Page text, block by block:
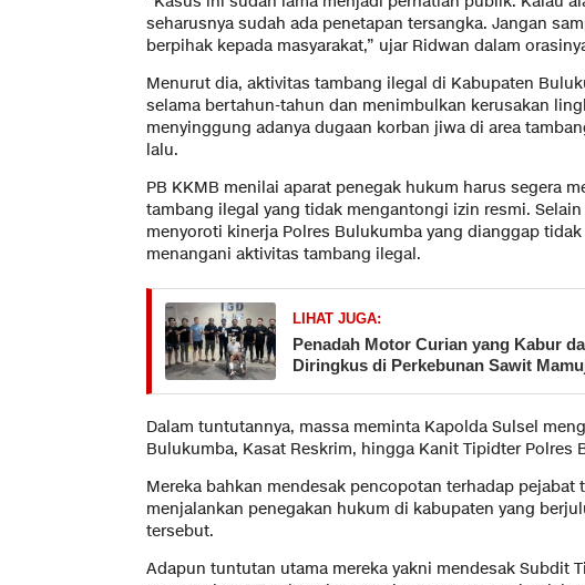
seharusnya sudah ada penetapan tersangka. Jangan
berpihak kepada masyarakat,” ujar Ridwan dalam
Menurut dia, aktivitas tambang ilegal di Kabupaten
selama bertahun-tahun dan menimbulkan kerusakan
menyinggung adanya dugaan korban jiwa di area
lalu.
PB KKMB menilai aparat penegak hukum harus segera
tambang ilegal yang tidak mengantongi izin resmi.
menyoroti kinerja Polres Bulukumba yang dianggap
menangani aktivitas tambang ilegal.
LIHAT JUGA:
Penadah Motor Curian yang Kabur
Diringkus di Perkebunan Sawit
Dalam tuntutannya, massa meminta Kapolda Sulsel
Bulukumba, Kasat Reskrim, hingga Kanit Tipidter Polres
Mereka bahkan mendesak pencopotan terhadap
menjalankan penegakan hukum di kabupaten yang
tersebut.
Adapun tuntutan utama mereka yakni mendesak Subdit